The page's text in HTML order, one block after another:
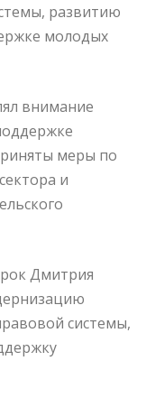
развитию
молодых
внимание
меры по
и
Дмитрия
системы,